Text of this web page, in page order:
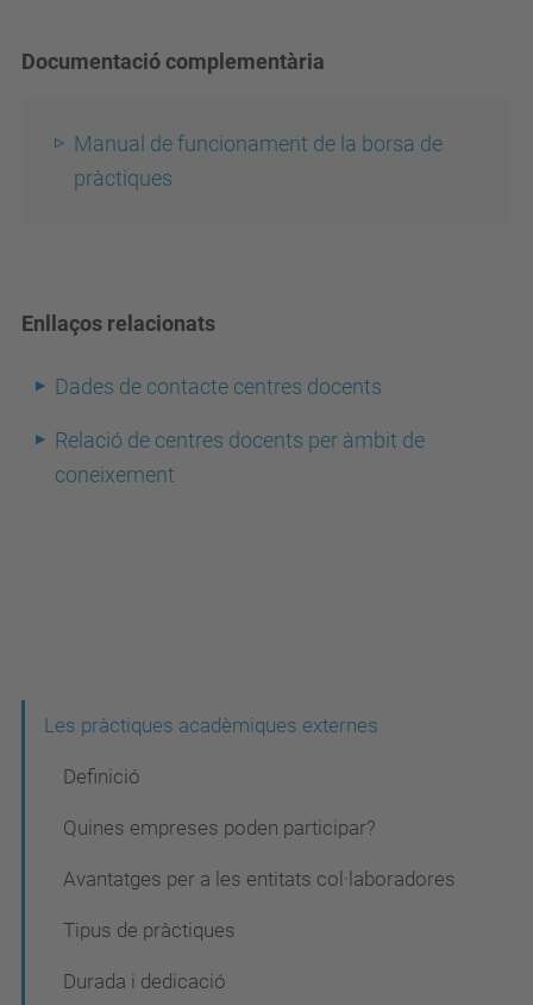
Documentació complementària
Manual de funcionament de la borsa de
pràctiques
Enllaços relacionats
Dades de contacte centres docents
Relació de centres docents per àmbit de
coneixement
Les pràctiques acadèmiques externes
Definició
Quines empreses poden participar?
Avantatges per a les entitats col·laboradores
Tipus de pràctiques
Durada i dedicació